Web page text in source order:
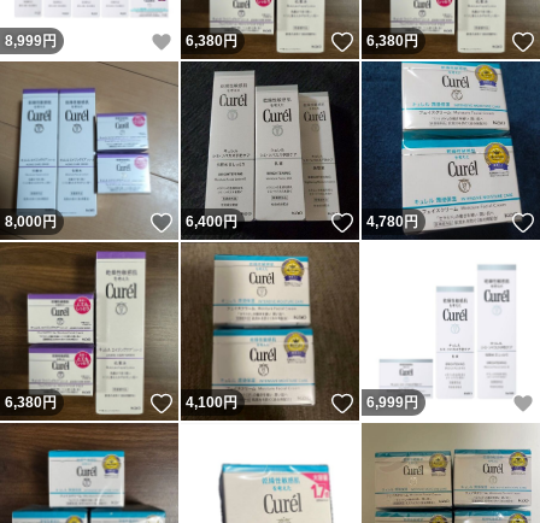
8,999円 いいね！
6,380円 いいね！
6,380円
8,000円 いいね！
6,400円 いいね！
4,780円
6,380円 いいね！
4,100円 いいね！
6,999円